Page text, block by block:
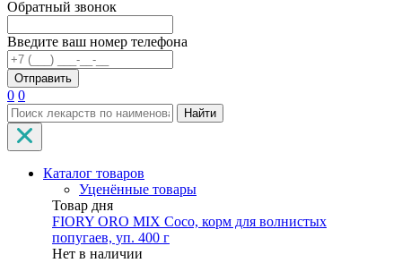
Обратный звонок
Введите ваш номер телефона
0 0
Найти
Каталог товаров
Уценённые товары
Товар дня
FIORY ORO MIX Coco, корм для волнистых
попугаев, уп. 400 г
Нет в наличии